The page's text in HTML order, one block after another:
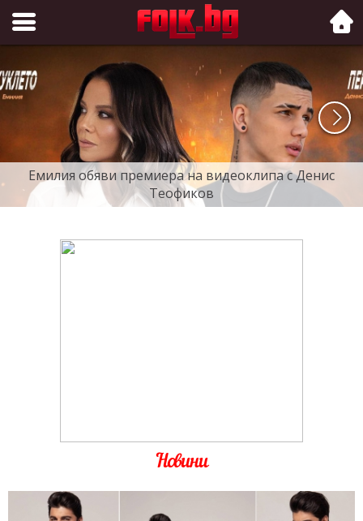
Folk.bg
Емилия обяви премиера на видеоклипа с Денис
Теофиков
Новини